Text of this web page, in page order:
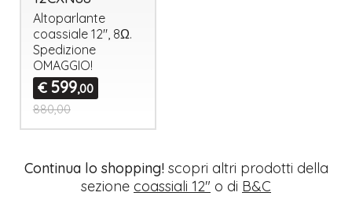
Altoparlante
coassiale 12", 8Ω.
Spedizione
OMAGGIO!
€ 599,00
880,00
Continua lo shopping!scopri altri prodotti della
sezione coassiali 12" o di B&C